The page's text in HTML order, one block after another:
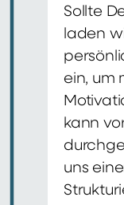
Sollte
laden
ein, um
kann
uns